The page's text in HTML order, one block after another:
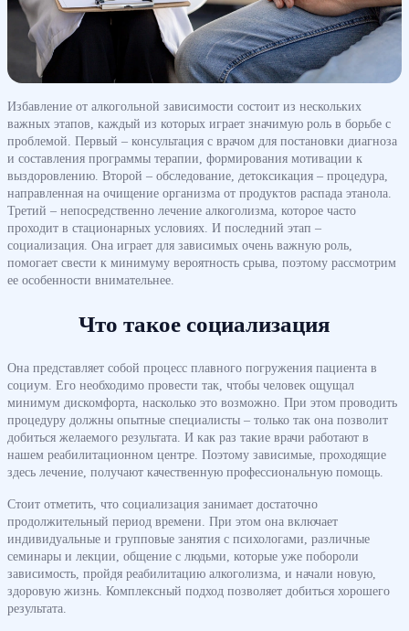
Избавление от алкогольной зависимости состоит из нескольких
важных этапов, каждый из которых играет значимую роль в борьбе с
проблемой. Первый – консультация с врачом для постановки диагноза
и составления программы терапии, формирования мотивации к
выздоровлению. Второй – обследование, детоксикация – процедура,
направленная на очищение организма от продуктов распада этанола.
Третий – непосредственно лечение алкоголизма, которое часто
проходит в стационарных условиях. И последний этап –
социализация. Она играет для зависимых очень важную роль,
помогает свести к минимуму вероятность срыва, поэтому рассмотрим
ее особенности внимательнее.
Что такое социализация
Она представляет собой процесс плавного погружения пациента в
социум. Его необходимо провести так, чтобы человек ощущал
минимум дискомфорта, насколько это возможно. При этом проводить
процедуру должны опытные специалисты – только так она позволит
добиться желаемого результата. И как раз такие врачи работают в
нашем реабилитационном центре. Поэтому зависимые, проходящие
здесь лечение, получают качественную профессиональную помощь.
Стоит отметить, что социализация занимает достаточно
продолжительный период времени. При этом она включает
индивидуальные и групповые занятия с психологами, различные
семинары и лекции, общение с людьми, которые уже побороли
зависимость, пройдя реабилитацию алкоголизма, и начали новую,
здоровую жизнь. Комплексный подход позволяет добиться хорошего
результата.